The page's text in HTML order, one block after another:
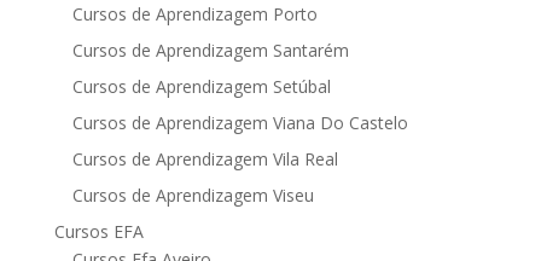
Cursos de Aprendizagem Porto
Cursos de Aprendizagem Santarém
Cursos de Aprendizagem Setúbal
Cursos de Aprendizagem Viana Do Castelo
Cursos de Aprendizagem Vila Real
Cursos de Aprendizagem Viseu
Cursos EFA